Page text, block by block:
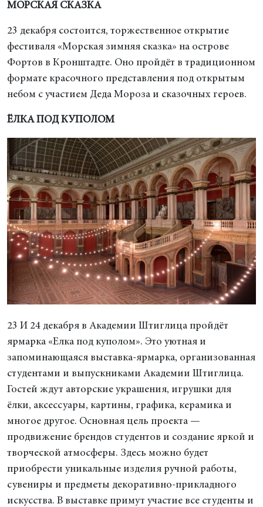
МОРСКАЯ СКАЗКА
23 декабря состоится, торжественное открытие
фестиваля «Морская зимняя сказка» на острове
Фортов в Кронштадте. Оно пройдёт в традиционном
формате красочного представления под открытым
небом с участием Деда Мороза и сказочных героев.
ЁЛКА ПОД КУПОЛОМ
23 И 24 декабря в Академии Штиглица пройдёт
ярмарка «Елка под куполом». Это уютная и
запоминающаяся выставка-ярмарка, организованная
студентами и выпускниками Академии Штиглица.
Гостей ждут авторские украшения, игрушки для
ёлки, аксессуары, картины, графика, керамика и
многое другое. Основная цель проекта —
продвижение брендов студентов и создание яркой и
творческой атмосферы. Здесь можно будет
приобрести уникальные изделия ручной работы,
сувениры и предметы декоративно-прикладного
искусства. В выставке примут участие все студенты и